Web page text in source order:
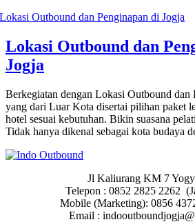
Lokasi Outbound dan
Jogja
Berkegiatan dengan Lokasi Outbound dan
yang dari Luar Kota disertai pilihan paket
hotel sesuai kebutuhan. Bikin suasana
Tidak hanya dikenal sebagai kota budaya
Jl Kaliurang KM 7
Telepon : 0852 2825 2262
Mobile (Marketing): 0856
Email :